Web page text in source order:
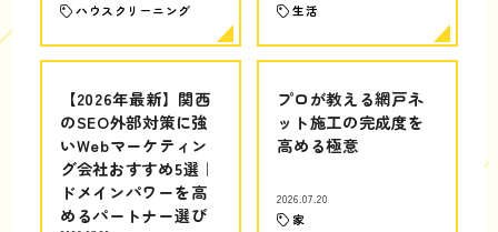
ハウスクリーニング 生活
【2026年最新】関西
のSEO外部対策に強
いWebマーケティン
グ会社おすすめ5選｜
ドメインパワーを高
めるパートナー選び
プロが教える網戸ネ
ット施工の完成度を
高める極意
2026.07.20
家